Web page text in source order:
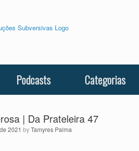
Podcasts Categorias
| Da Prateleira 47
2021 byTamyres Palma